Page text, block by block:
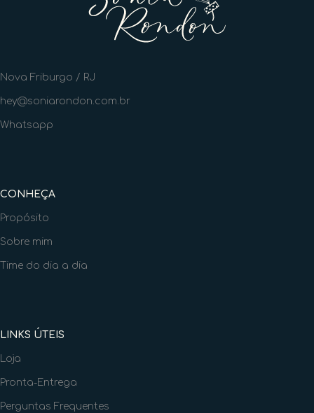
Nova Friburgo / RJ
hey@soniarondon.com.br
Whatsapp
CONHEÇA
Propósito
Sobre mim
Time do dia a dia
LINKS ÚTEIS
Loja
Pronta-Entrega
Perguntas Frequentes